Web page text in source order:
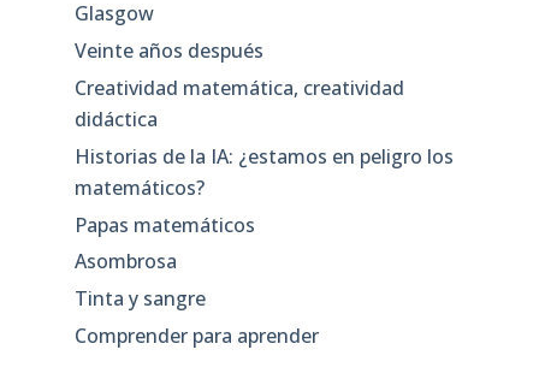
Glasgow
Veinte años después
Creatividad matemática, creatividad
didáctica
Historias de la IA: ¿estamos en peligro los
matemáticos?
Papas matemáticos
Asombrosa
Tinta y sangre
Comprender para aprender